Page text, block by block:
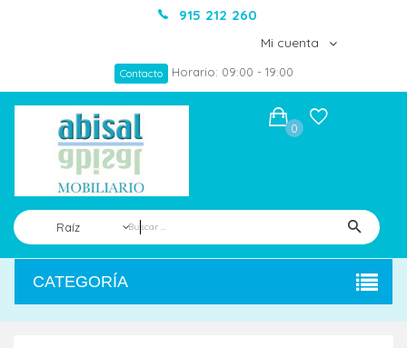
915 212 260
Mi cuenta
Contacto Horario: 09:00 - 19:00
Raíz
0
CATEGORÍA